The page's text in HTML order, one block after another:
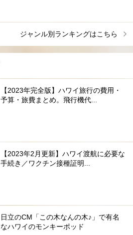
ジャンル別ランキングはこちら
【2023年完全版】ハワイ旅行の費用・
予算・旅費まとめ。飛行機代...
【2023年2月更新】ハワイ渡航に必要な
手続き／ワクチン接種証明...
日立のCM「この木なんの木♪」で有名
なハワイのモンキーポッド